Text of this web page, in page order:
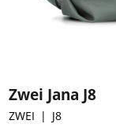
Zwei Jana J8
ZWEI J8